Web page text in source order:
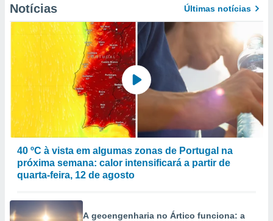
Notícias Últimas notícias
40 ºC à vista em algumas zonas de Portugal na
próxima semana: calor intensificará a partir de
quarta-feira, 12 de agosto
A geoengenharia no Ártico funciona: a